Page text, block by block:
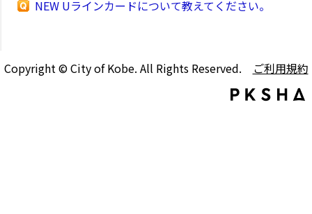
NEW Uラインカードについて教えてください。
Copyright © City of Kobe. All Rights Reserved. ご利用規約